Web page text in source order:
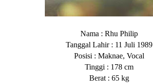
Nama : Rhu Philip
Tanggal Lahir : 11 Juli 1989
Posisi : Maknae, Vocal
Tinggi : 178 cm
Berat : 65 kg